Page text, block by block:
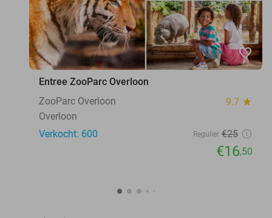
favorite_border
Entree ZooParc Overloon
ZooParc Overloon
9.7 star
Overloon
Verkocht: 600
Regulier €25
€16,50